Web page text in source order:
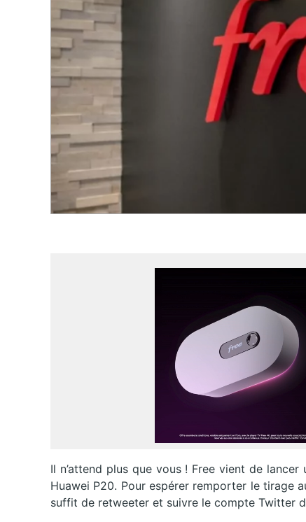
Il n’attend plus que vous ! Free vient de
Huawei P20. Pour espérer remporter le tirage
suffit de retweeter et suivre le compte Twitter